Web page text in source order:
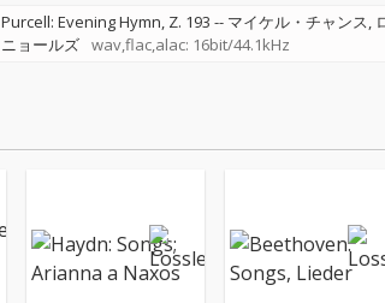
Purcell: Evening Hymn, Z. 193 -- マイケル・チャンス
ニョールズ wav,flac,alac: 16bit/44.1kHz